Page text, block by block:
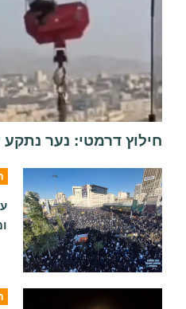
חילוץ דרמטי: נער נתקע